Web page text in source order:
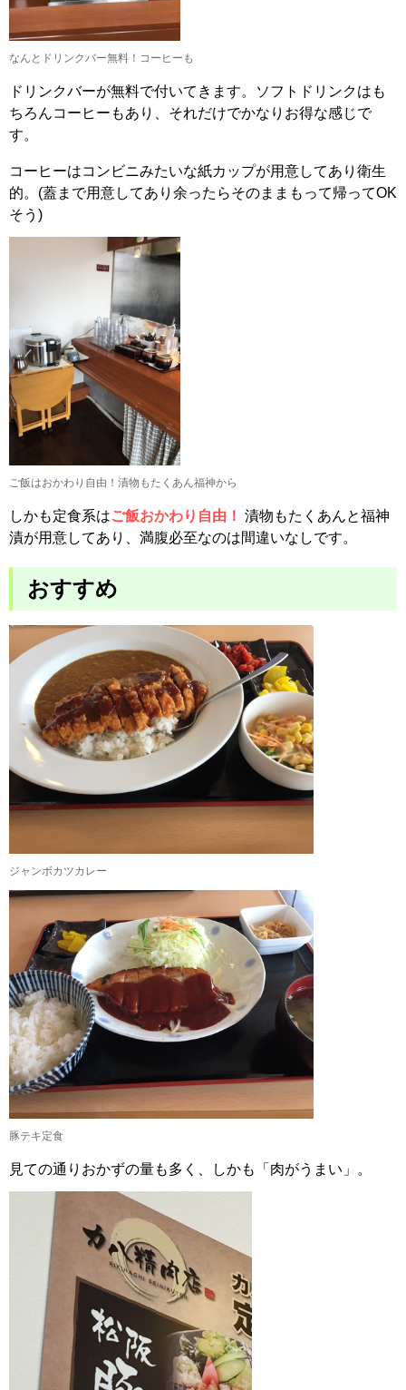
なんとドリンクバー無料！コーヒーも
ドリンクバーが無料で付いてきます。ソフトドリンクはも
ちろんコーヒーもあり、それだけでかなりお得な感じで
す。
コーヒーはコンビニみたいな紙カップが用意してあり衛生
的。(蓋まで用意してあり余ったらそのままもって帰ってOK
そう)
ご飯はおかわり自由！漬物もたくあん福神から
しかも定食系はご飯おかわり自由！ 漬物もたくあんと福神
漬が用意してあり、満腹必至なのは間違いなしです。
おすすめ
ジャンボカツカレー
豚テキ定食
見ての通りおかずの量も多く、しかも「肉がうまい」。